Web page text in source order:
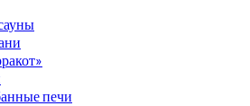
печи